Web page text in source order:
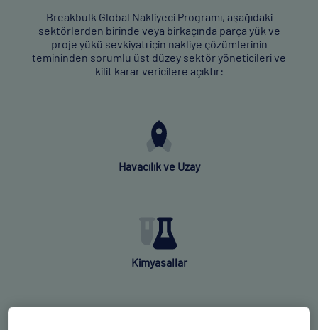
Breakbulk Global Nakliyeci Programı, aşağıdaki
sektörlerden birinde veya birkaçında parça yük ve
proje yükü sevkiyatı için nakliye çözümlerinin
temininden sorumlu üst düzey sektör yöneticileri ve
kilit karar vericilere açıktır:
Havacılık ve Uzay
Kimyasallar